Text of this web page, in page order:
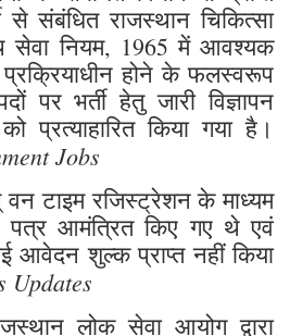
के संबंधित विभाग से प्राप्त
से संबंधित राजस्थान चिकित्सा
सेवा नियम, 1965 में आवश्यक
प्रक्रियाधीन होने के फलस्वरूप
पर भर्ती हेतु जारी विज्ञापन
प्रत्याहारित किया गया है।
Jobs
वन टाइम रजिस्ट्रेशन के माध्यम
आमंत्रित किए गए थे एवं
आवेदन शुल्क प्राप्त नहीं किया
Updates